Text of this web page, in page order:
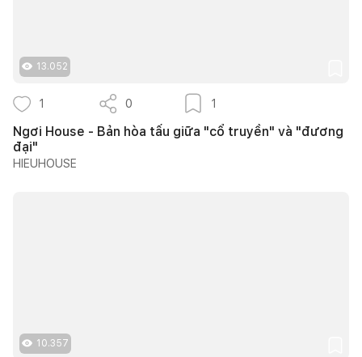
13.052
1 0 1
Ngơi House - Bản hòa tấu giữa "cổ truyền" và "đương
đại"
HIEUHOUSE
10.357